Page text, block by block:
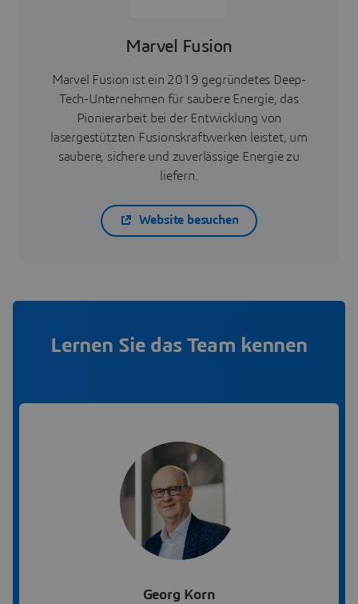
Marvel Fusion
Marvel Fusion ist ein 2019 gegründetes Deep-
Tech-Unternehmen für saubere Energie, das
Pionierarbeit bei der Entwicklung von
lasergestützten Fusionskraftwerken leistet, um
saubere, sichere und zuverlässige Energie zu
liefern.
Website besuchen
Lernen Sie das Team kennen
Georg Korn